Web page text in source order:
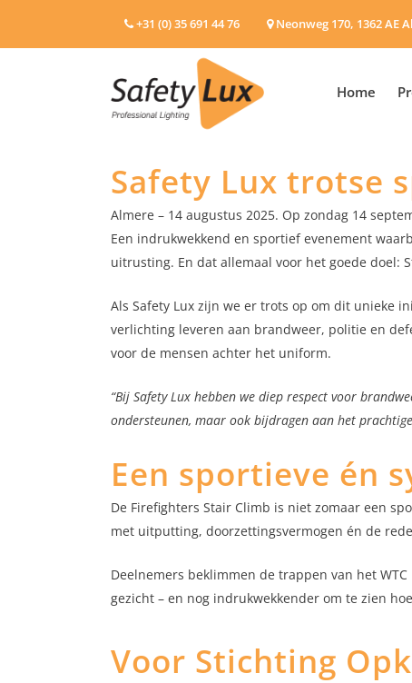
+31 (0) 35 691 44 76 Neonweg 170, 1362 AE
Home
Safety Lux trotse
Almere – 14 augustus 2025. Op zondag 14
Een indrukwekkend en sportief evenement
uitrusting. En dat allemaal voor het goede doel:
Als Safety Lux zijn we er trots op om dit unieke
verlichting leveren aan brandweer, politie en
voor de mensen achter het uniform.
“Bij Safety Lux hebben we diep respect voor
ondersteunen, maar ook bijdragen aan het
Een sportieve én
De Firefighters Stair Climb is niet zomaar een
met uitputting, doorzettingsvermogen én de
Deelnemers beklimmen de trappen van het
gezicht – en nog indrukwekkender om te zien
Voor Stichting